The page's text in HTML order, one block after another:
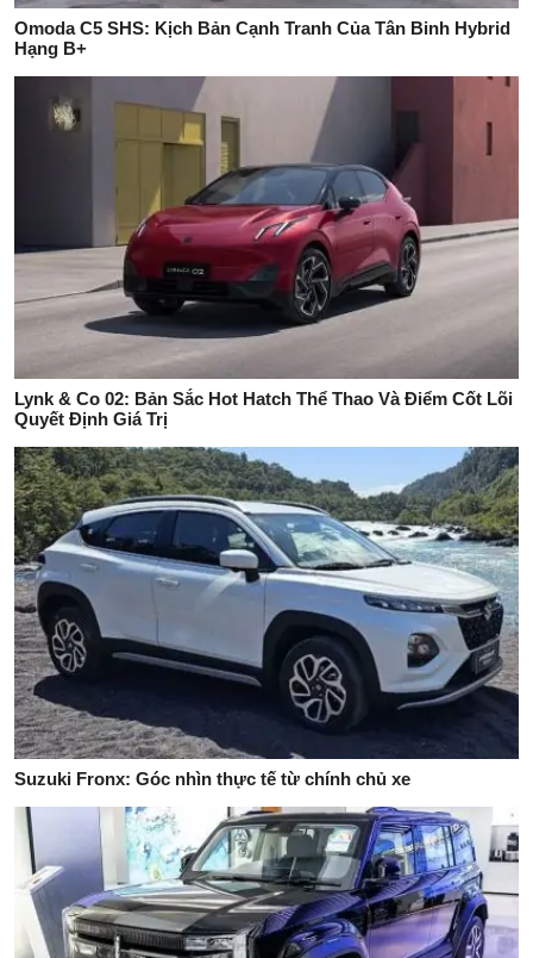
Omoda C5 SHS: Kịch Bản Cạnh Tranh Của Tân Binh Hybrid
Hạng B+
Lynk & Co 02: Bản Sắc Hot Hatch Thể Thao Và Điểm Cốt Lõi
Quyết Định Giá Trị
Suzuki Fronx: Góc nhìn thực tế từ chính chủ xe